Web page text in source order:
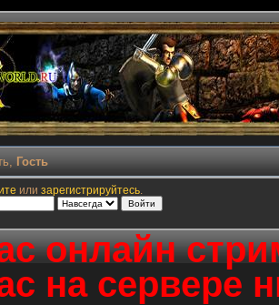
Гость
или зарегистрируйтесь.
онлайн
на сервере